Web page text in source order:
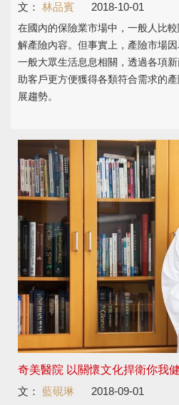
文： 林品賓 2018-10-01
在國內的保險業市場中，一般人比
解產險內容。但事實上，產險市場
一般大眾生活息息相關，透過各項
助客戶更方便獲得各類符合需求的
展趨勢。
奇美醫院 以關懷文化捍衛你我
文： 藍硯琳 2018-09-01